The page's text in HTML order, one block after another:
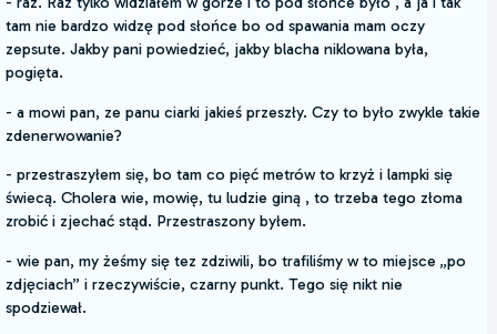
tam nie bardzo widzę pod słońce bo od spawania mam oczy
zepsute. Jakby pani powiedzieć, jakby blacha niklowana była,
pogięta.
- a mowi pan, ze panu ciarki jakieś przeszły. Czy to było zwykle takie
zdenerwowanie?
- przestraszyłem się, bo tam co pięć metrów to krzyż i lampki się
świecą. Cholera wie, mowię, tu ludzie giną , to trzeba tego złoma
zrobić i zjechać stąd. Przestraszony byłem.
- wie pan, my żeśmy się tez zdziwili, bo trafiliśmy w to miejsce „po
zdjęciach” i rzeczywiście, czarny punkt. Tego się nikt nie
spodziewał.